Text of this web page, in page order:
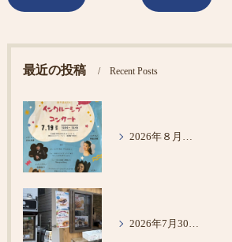
最近の投稿 Recent Posts
2026年８月６日 コンサート鑑賞 @東京未来大学
2026年7月30日 メロンパン